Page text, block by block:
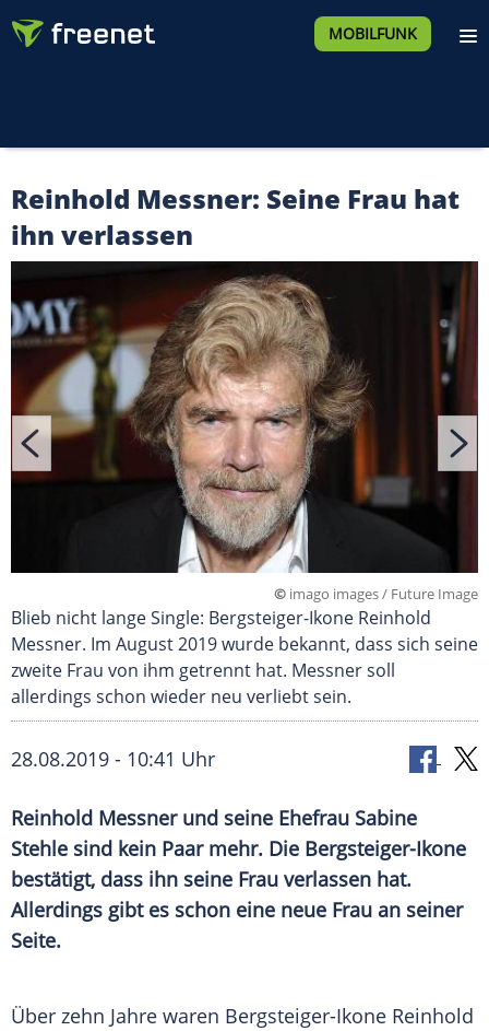
MOBILFUNK
Reinhold Messner: Seine Frau hat
ihn verlassen
© imago images / Future Image
Blieb nicht lange Single: Bergsteiger-Ikone Reinhold
Messner. Im August 2019 wurde bekannt, dass sich seine
zweite Frau von ihm getrennt hat. Messner soll
allerdings schon wieder neu verliebt sein.
28.08.2019 - 10:41 Uhr
Reinhold Messnerund seine Ehefrau Sabine
Stehle sind kein Paar mehr. Die Bergsteiger-Ikone
bestätigt, dass ihn seine Frau verlassen hat.
Allerdings gibt es schon eine neue Frau an seiner
Seite.
Über zehn Jahre waren Bergsteiger-Ikone Reinhold